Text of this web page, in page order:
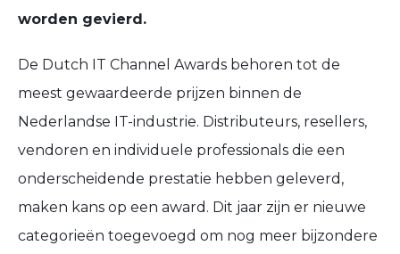
worden gevierd.
De Dutch IT Channel Awards behoren tot de
meest gewaardeerde prijzen binnen de
Nederlandse IT-industrie. Distributeurs, resellers,
vendoren en individuele professionals die een
onderscheidende prestatie hebben geleverd,
maken kans op een award. Dit jaar zijn er nieuwe
categorieën toegevoegd om nog meer bijzondere